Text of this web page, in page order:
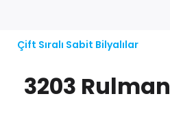
Çift Sıralı Sabit Bilyalılar
3203 Rulman